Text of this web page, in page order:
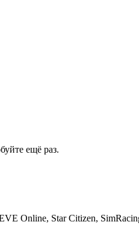
ещё раз.
Online, Star Citizen,